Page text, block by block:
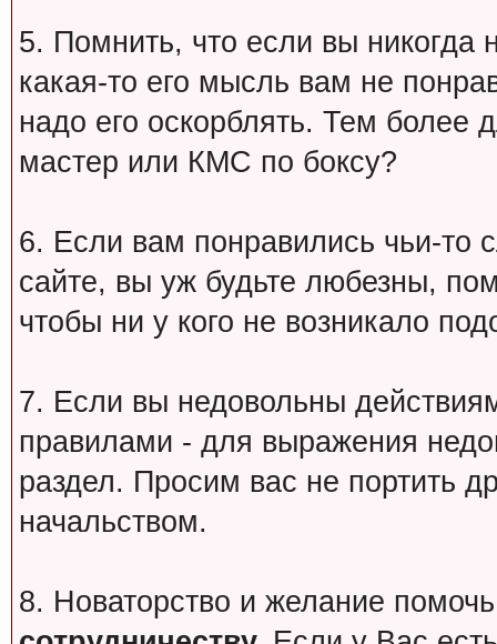
5. Помнить, что если вы никогда
какая-то его мысль вам не
надо его оскорблять. Тем более
мастер или КМС по боксу?
6. Если вам понравились чьи-то
сайте, вы уж будьте любезны,
чтобы ни у кого не возникало
7. Если вы недовольны
правилами - для выражения
раздел. Просим вас не портить
начальством.
8. Новаторство и желание